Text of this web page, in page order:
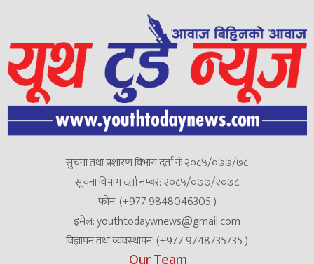
सुचना तथा प्रशारण विभाग दर्ता नंः २०८५/०७७/७८
सूचना विभाग दर्ता नम्बर: २०८५/०७७/२०७८
फोन: (+977 9848046305 )
इमेल: youthtodaywnews@gmail.com
विज्ञापन तथा व्यवस्थापन: (+977 9748735735 )